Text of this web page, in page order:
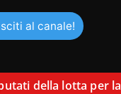
al canale!
della lotta per la